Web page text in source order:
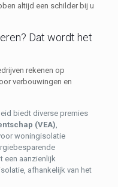
altijd een schilder bij u
Dat wordt het
rekenen op
verbouwingen en
biedt diverse premies
(VEA),
woningisolatie
een aanzienlijk
afhankelijk van het